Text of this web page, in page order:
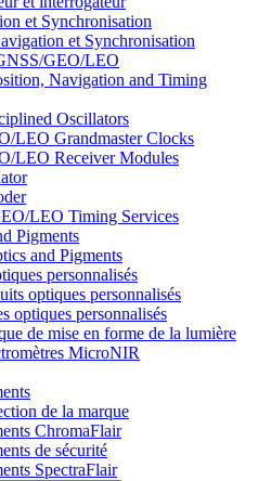
et Synchronisation
et Synchronisation
GEO/LEO
Navigation and Timing
Oscillators
LEO Grandmaster Clocks
LEO Receiver Modules
LEO Timing Services
Pigments
and Pigments
personnalisés
optiques personnalisés
optiques personnalisés
de mise en forme de la lumière
MicroNIR
de la marque
ChromaFlair
de sécurité
SpectraFlair